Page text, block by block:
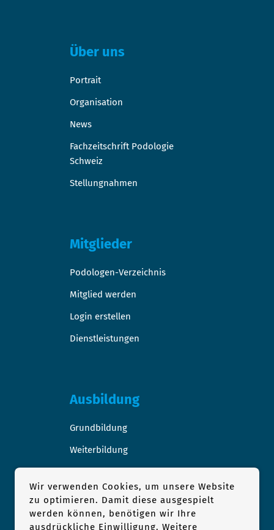
Über uns
Portrait
Organisation
News
Fachzeitschrift Podologie
Schweiz
Stellungnahmen
Mitglieder
Podologen-Verzeichnis
Mitglied werden
Login erstellen
Dienstleistungen
Ausbildung
Grundbildung
Weiterbildung
Wir verwenden Cookies, um unsere Website
zu optimieren. Damit diese ausgespielt
werden können, benötigen wir Ihre
ausdrückliche Einwilligung. Weitere